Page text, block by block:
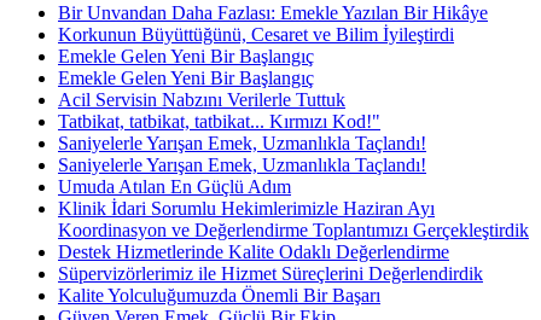
Bir Unvandan Daha Fazlası: Emekle Yazılan Bir Hikâye
Korkunun Büyüttüğünü, Cesaret ve Bilim İyileştirdi
Emekle Gelen Yeni Bir Başlangıç
Emekle Gelen Yeni Bir Başlangıç
Acil Servisin Nabzını Verilerle Tuttuk
Tatbikat, tatbikat, tatbikat... Kırmızı Kod!"
Saniyelerle Yarışan Emek, Uzmanlıkla Taçlandı!
Saniyelerle Yarışan Emek, Uzmanlıkla Taçlandı!
Umuda Atılan En Güçlü Adım
Klinik İdari Sorumlu Hekimlerimizle Haziran Ayı
Koordinasyon ve Değerlendirme Toplantımızı Gerçekleştirdik
Destek Hizmetlerinde Kalite Odaklı Değerlendirme
Süpervizörlerimiz ile Hizmet Süreçlerini Değerlendirdik
Kalite Yolculuğumuzda Önemli Bir Başarı